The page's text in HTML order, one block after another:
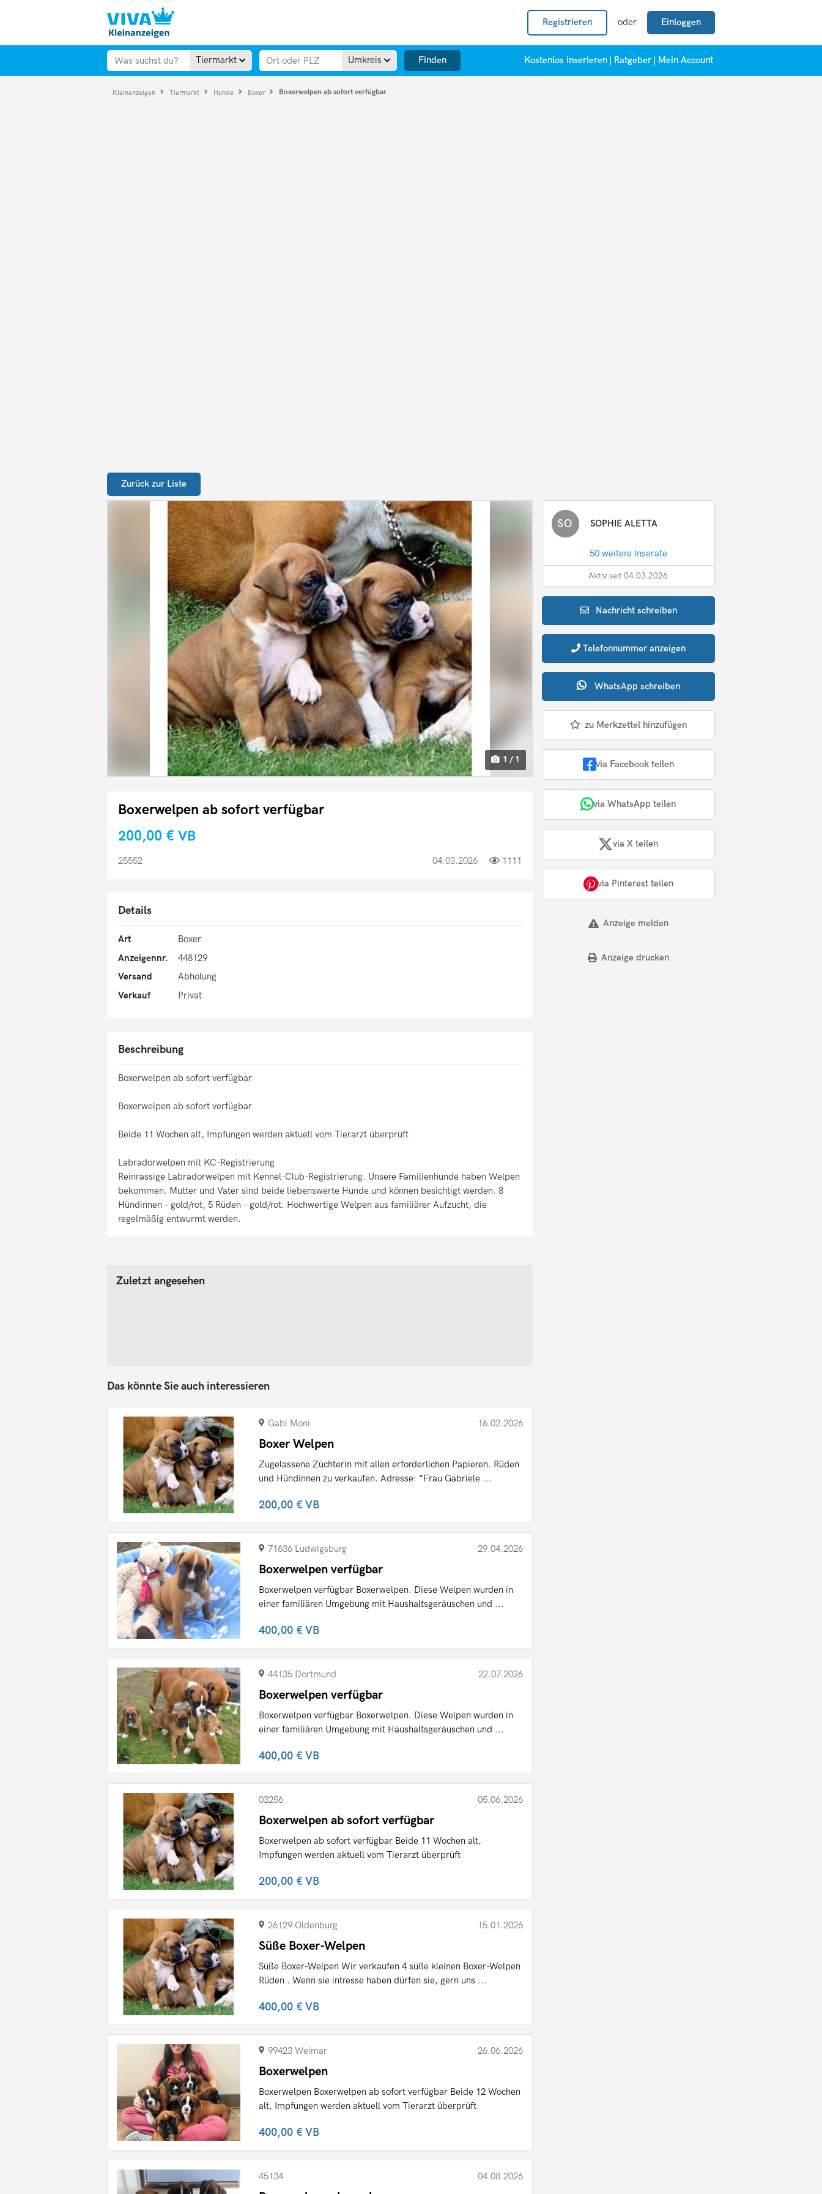
Registrieren oder Einloggen
Tiermarkt Umkreis Finden Kostenlos inserieren Ratgeber Mein Account
Kleinanzeigen Tiermarkt Hunde Boxer Boxerwelpen ab sofort verfügbar
Zurück zur Liste
1 / 1
Boxerwelpen ab sofort verfügbar
200,00 € VB
25552 04.03.2026 1111
Details
Art
Boxer
Anzeigennr.
448129
Versand
Abholung
Verkauf
Privat
Beschreibung
Boxerwelpen ab sofort verfügbar
Boxerwelpen ab sofort verfügbar
Beide 11 Wochen alt, Impfungen werden aktuell vom Tierarzt überprüft
Labradorwelpen mit KC-Registrierung
Reinrassige Labradorwelpen mit Kennel-Club-Registrierung. Unsere Familienhunde haben Welpen
bekommen. Mutter und Vater sind beide liebenswerte Hunde und können besichtigt werden. 8
Hündinnen – gold/rot, 5 Rüden – gold/rot. Hochwertige Welpen aus familiärer Aufzucht, die
regelmäßig entwurmt werden.
SO SOPHIE ALETTA
50 weitere Inserate
Aktiv seit 04.03.2026
Nachrichtschreiben
Telefonnummer anzeigen
WhatsApp schreiben
zu Merkzettel hinzufügen
via Facebook teilen
via WhatsApp teilen
via X teilen
via Pinterest teilen
Anzeige melden
Anzeige drucken
Zuletzt angesehen
Das könnte Sie auch interessieren
Gabi Moni 16.02.2026
Boxer Welpen
Zugelassene Züchterin mit allen erforderlichen Papieren. Rüden
und Hündinnen zu verkaufen. Adresse: *Frau Gabriele ...
200,00 €VB
71636 Ludwigsburg 29.04.2026
Boxerwelpen verfügbar
Boxerwelpen verfügbar Boxerwelpen. Diese Welpen wurden in
einer familiären Umgebung mit Haushaltsgeräuschen und ...
400,00 €VB
44135 Dortmund 22.07.2026
Boxerwelpen verfügbar
Boxerwelpen verfügbar Boxerwelpen. Diese Welpen wurden in
einer familiären Umgebung mit Haushaltsgeräuschen und ...
400,00 €VB
03256 05.06.2026
Boxerwelpen ab sofort verfügbar
Boxerwelpen ab sofort verfügbar Beide 11 Wochen alt,
Impfungen werden aktuell vom Tierarzt überprüft
200,00 €VB
26129 Oldenburg 15.01.2026
Süße Boxer-Welpen
Süße Boxer-Welpen Wir verkaufen 4 süße kleinen Boxer-Welpen
Rüden . Wenn sie intresse haben dürfen sie, gern uns ...
400,00 €VB
99423 Weimar 26.06.2026
Boxerwelpen
Boxerwelpen Boxerwelpen ab sofort verfügbar Beide 12 Wochen
alt, Impfungen werden aktuell vom Tierarzt überprüft
400,00 €VB
45134 04.08.2026